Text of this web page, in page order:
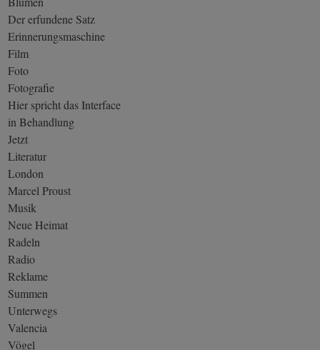
Der erfundene Satz
Erinnerungsmaschine
Film
Foto
Fotografie
Hier spricht das Interface
in Behandlung
Jetzt
Literatur
London
Marcel Proust
Musik
Neue Heimat
Radeln
Radio
Reklame
Summen
Unterwegs
Valencia
Vögel